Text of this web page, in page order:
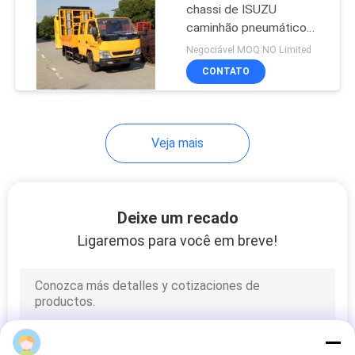
sob a plataforma da
11
Atenuador montado
caminhão
chassi de ISUZU
caminhão pneumático
com a tela de exposição
do diodo emissor de luz
Negociável MOQ:NO Limited
CONTATO
Veja mais
Deixe um recado
Ligaremos para você em breve!